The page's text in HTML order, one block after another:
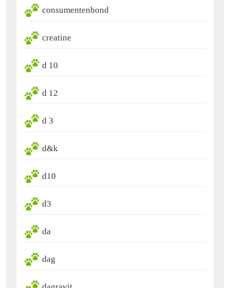
consumentenbond
creatine
d 10
d 12
d 3
d&k
d10
d3
da
dag